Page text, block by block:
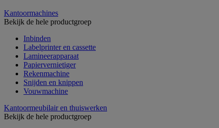
Kantoormachines
Bekijk de hele productgroep
Inbinden
Labelprinter en cassette
Lamineerapparaat
Papiervernietiger
Rekenmachine
Snijden en knippen
Vouwmachine
Kantoormeubilair en thuiswerken
Bekijk de hele productgroep